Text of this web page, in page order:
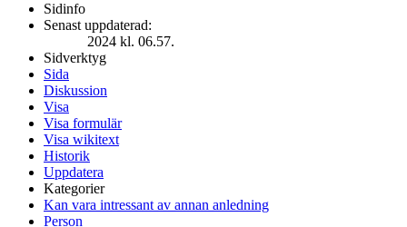
Sidinfo
Senast uppdaterad:
2024 kl. 06.57.
Sidverktyg
Sida
Diskussion
Visa
Visa formulär
Visa wikitext
Historik
Uppdatera
Kategorier
Kan vara intressant av annan anledning
Person